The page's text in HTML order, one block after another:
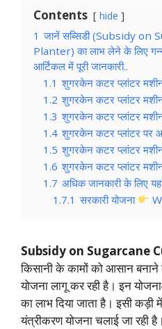
Contents hide
1 जानें सब्सिडी (Subsidy on
Planter) का लाभ लेने के लिए
आर्टिकल में पूरी जानकारी..
1.1 शुगरकेन कटर प्लांटर मशीन
1.2 शुगरकेन कटर प्लांटर
1.3 शुगरकेन कटर प्लांटर मशीन
1.4 शुगरकेन कटर प्लांटर पर
1.5 शुगरकेन कटर प्लांटर
1.6 शुगरकेन कटर प्लांटर
1.7 अधिक जानकारी के लिए
1.7.1 सरकारी योजना
Subsidy on Sugarcane
किसानी के कामों को आसान
योजना लागू कर रही है। इन
का लाभ दिया जाता है। इसी कड़ी में
यंत्रीकरण योजना चलाई जा रही है।